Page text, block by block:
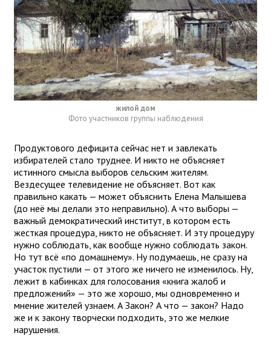
жилой дом
Фото участников группы наблюдения
Продуктового дефицита сейчас нет и завлекать
избирателей стало труднее. И никто не объясняет
истинного смысла выборов сельским жителям.
Вездесущее телевидение не объясняет. Вот как
правильно какать — может объяснить Елена Малышева
(до неё мы делали это неправильно). А что выборы —
важный демократический институт, в котором есть
жесткая процедура, никто не объясняет. И эту процедуру
нужно соблюдать, как вообще нужно соблюдать закон.
Но тут всё «по домашнему». Ну подумаешь, не сразу на
участок пустили — от этого же ничего не изменилось. Ну,
лежит в кабинках для голосования «книга жалоб и
предложений» — это же хорошо, мы одновременно и
мнение жителей узнаем. А Закон? А что — закон? Надо
же и к закону творчески подходить, это же мелкие
нарушения.